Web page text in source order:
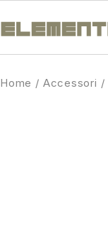
Home / Accessori /